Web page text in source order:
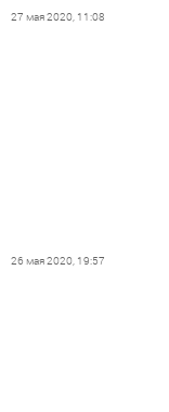
27 мая 2020, 11:08
26 мая 2020, 19:57